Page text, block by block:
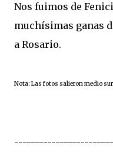
Nos fuimos de
muchísimas ganas
a Rosario.
Nota: Las fotos salieron medio